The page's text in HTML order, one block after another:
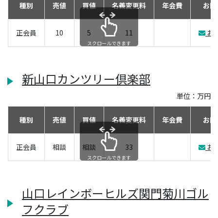
種別 売値 買値 名義変更料 年会費 お
正会員 10 5 11 お
スクロールできます
新山口カンツリー倶楽部
単位：万円
種別 売値 買値 名義変更料 年会費 お
正会員 相談 相談 33 お
スクロールできます
山口レインボーヒルズ関門菊川ゴル
フクラブ